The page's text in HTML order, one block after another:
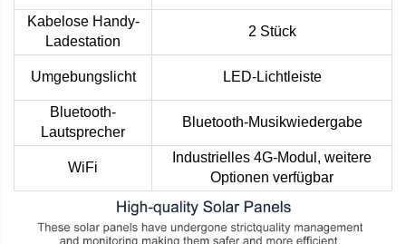
Kabelose Handy-
Ladestation
2 Stück
Umgebungslicht LED-Lichtleiste
Bluetooth-
Lautsprecher
Bluetooth-Musikwiedergabe
WiFi
Industrielles 4G-Modul, weitere
Optionen verfügbar